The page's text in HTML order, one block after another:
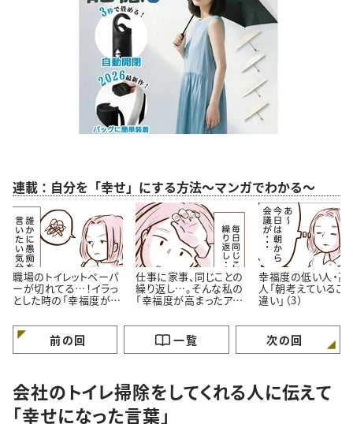
連載：自分を「幸せ」にする方法～マンガでわかる～
職場のトイレットペーパ
ーが切れてる…！イラっ
とした時の「幸福度が高
仕事に家事、同じことの
繰り返し…。そんな私の
「幸福度が高まったアイ
幸福度の低い人・高
人「朝考えているこ
違い」（3）
前の回 一覧 次の回
会社のトイレ掃除をしてくれる人に伝えて
「幸せになった言葉」